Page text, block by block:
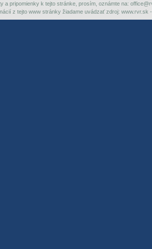
a pripomienky k tejto stránke, prosím, oznámte na:
z tejto www stránky žiadame uvádzať zdroj: www.rvr.sk